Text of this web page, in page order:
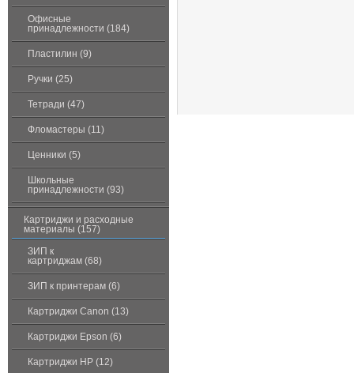
Офисные
принадлежности (184)
Пластилин (9)
Ручки (25)
Тетради (47)
Фломастеры (11)
Ценники (5)
Школьные
принадлежности (93)
Картриджи и расходные
материалы (157)
ЗИП к
картриджам (68)
ЗИП к принтерам (6)
Картриджи Canon (13)
Картриджи Epson (6)
Картриджи HP (12)